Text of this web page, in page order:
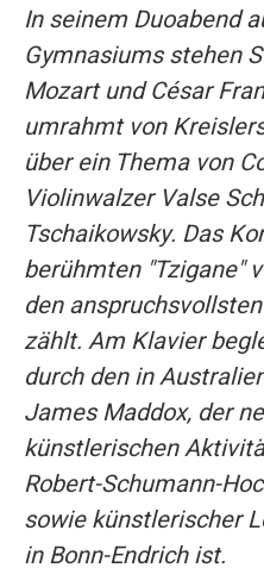
In seinem Duoabend
Gymnasiums stehen
Mozart und César
umrahmt von
über ein Thema von
Violinwalzer Valse
Tschaikowsky. Das
berühmten "Tzigane"
den
zählt. Am Klavier
durch den in
James Maddox, der
künstlerischen
Robert-Schumann-
sowie künstlerischer
in Bonn-Endrich ist.